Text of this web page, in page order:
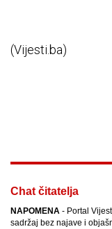
(Vijesti.ba)
Chat čitatelja
NAPOMENA - Portal
sadržaj bez najave i